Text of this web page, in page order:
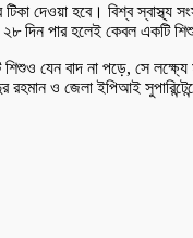
দেওয়া হবে। বিশ্ব
২৮ দিন পার হলেই কেবল একটি
যেন বাদ না পড়ে, সে লক্ষ্যে
ও জেলা ইপিআই